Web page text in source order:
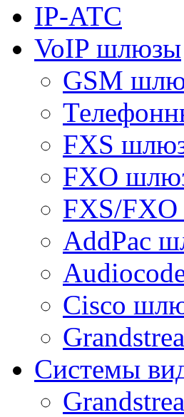
IP-АТС
VoIP шлюзы
GSM
FXS
FXO
FXS/
AddPac
Cisco
Системы